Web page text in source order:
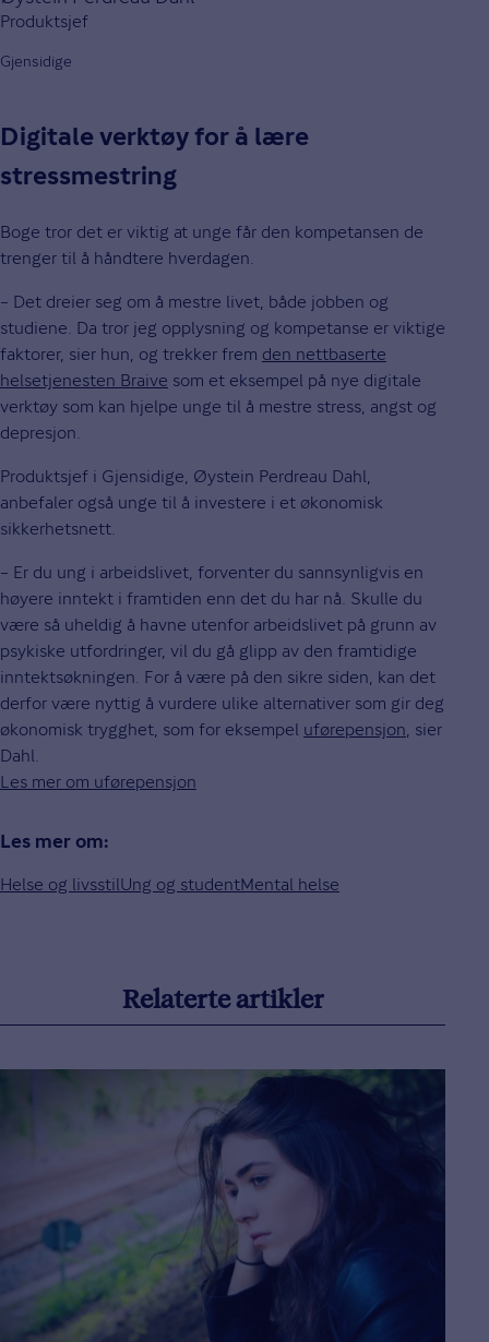
Produktsjef
Gjensidige
Digitale verktøy for å lære
stressmestring
Boge tror det er viktig at unge får den kompetansen de
trenger til å håndtere hverdagen.
– Det dreier seg om å mestre livet, både jobben og
studiene. Da tror jeg opplysning og kompetanse er viktige
faktorer, sier hun, og trekker frem den nettbaserte
helsetjenesten Braive som et eksempel på nye digitale
verktøy som kan hjelpe unge til å mestre stress, angst og
depresjon.
Produktsjef i Gjensidige, Øystein Perdreau Dahl,
anbefaler også unge til å investere i et økonomisk
sikkerhetsnett.
– Er du ung i arbeidslivet, forventer du sannsynligvis en
høyere inntekt i framtiden enn det du har nå. Skulle du
være så uheldig å havne utenfor arbeidslivet på grunn av
psykiske utfordringer, vil du gå glipp av den framtidige
inntektsøkningen. For å være på den sikre siden, kan det
derfor være nyttig å vurdere ulike alternativer som gir deg
økonomisk trygghet, som for eksempel uførepensjon, sier
Dahl.
Les mer om uførepensjon
Les mer om:
Helse og livsstilUng og studentMental helse
Relaterte artikler